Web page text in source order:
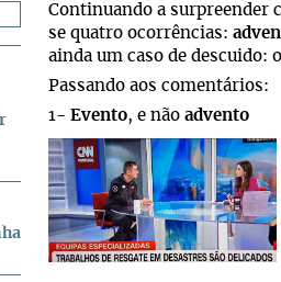
Continuando a surpreender
se quatro ocorrências:
ainda um caso de
Passando aos comentários:
1- Evento, e não advento